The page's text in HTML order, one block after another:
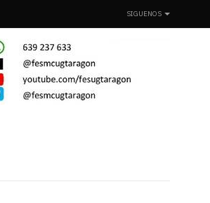
SIGUENOS